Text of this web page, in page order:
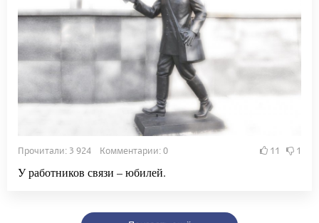
Прочитали: 3 924 Комментарии: 0 11 1
У работников связи – юбилей.